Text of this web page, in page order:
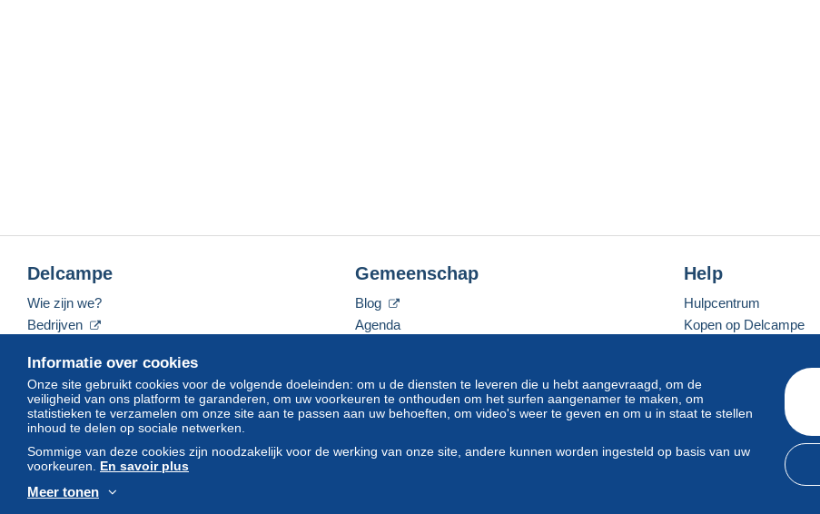
Informatie over cookies
Onze site gebruikt cookies voor de volgende doeleinden: om u de diensten te leveren die u hebt aangevraagd, om de
veiligheid van ons platform te garanderen, om uw voorkeuren te onthouden om het surfen aangenamer te maken, om
statistieken te verzamelen om onze site aan te passen aan uw behoeften, om video's weer te geven en om u in staat te stellen
inhoud te delen op sociale netwerken.
Sommige van deze cookies zijn noodzakelijk voor de werking van onze site, andere kunnen worden ingesteld op basis van uw
voorkeuren. En savoir plus
Meer tonen
Delcampe
Wie zijn we?
Bedrijven
Neem contact met ons op
Gemeenschap
Blog
Agenda
Help
Hulpcentrum
Kopen op Delcampe
Een beveiligde website
© Delcampe International srl. Alle rechten voorbehouden.